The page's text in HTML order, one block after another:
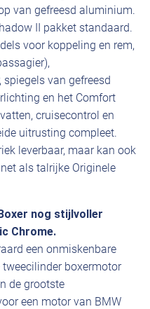
van gefreesd aluminium.
II pakket standaard.
voor koppeling en rem,
van gefreesd
en het Comfort
cruisecontrol en
uitrusting compleet.
leverbaar, maar kan ook
als talrijke Originele
nog stijlvoller
Chrome.
een onmiskenbare
boxermotor
de grootste
een motor van BMW